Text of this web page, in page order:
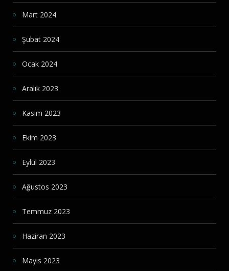
Mart 2024
Şubat 2024
Ocak 2024
Aralık 2023
Kasım 2023
Ekim 2023
Eylül 2023
Ağustos 2023
Temmuz 2023
Haziran 2023
Mayıs 2023